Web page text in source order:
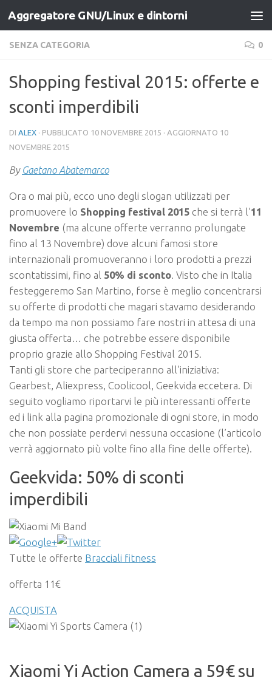
Salta al contenuto
Aggregatore GNU/Linux e dintorni
SENZA CATEGORIA 0
Shopping festival 2015: offerte e
sconti imperdibili
DI ALEX · PUBBLICATO 10 NOVEMBRE 2015 · AGGIORNATO 10
NOVEMBRE 2015
By Gaetano Abatemarco
Ora o mai più, ecco uno degli slogan utilizzati per
promuovere lo Shopping festival 2015 che si terrà l’11
Novembre (ma alcune offerte verranno prolungate
fino al 13 Novembre) dove alcuni famosi store
internazionali promuoveranno i loro prodotti a prezzi
scontatissimi, fino al 50% di sconto . Visto che in Italia
festeggeremo San Martino, forse è meglio concentrarsi
su offerte di prodotti che magari stavamo desiderando
da tempo ma non possiamo fare nostri in attesa di una
giusta offerta… che potrebbe essere disponibile
proprio grazie allo Shopping Festival 2015.
Tanti gli store che parteciperanno all’iniziativa:
Gearbest, Aliexpress, Coolicool, Geekvida eccetera. Di
seguito vogliamo riportarvi le più interessanti offerte
ed i link alla pagina promozionale di ogni store, in modo
che non possiate perdervi nessuna occasione (l’articolo
verrà aggiornato più volte fino alla fine delle offerte).
Geekvida: 50% di sconti
imperdibili
Tutte le offerte Bracciali fitness
offerta 11€
ACQUISTA
Xiaomi Yi Action Camera a 59€ su